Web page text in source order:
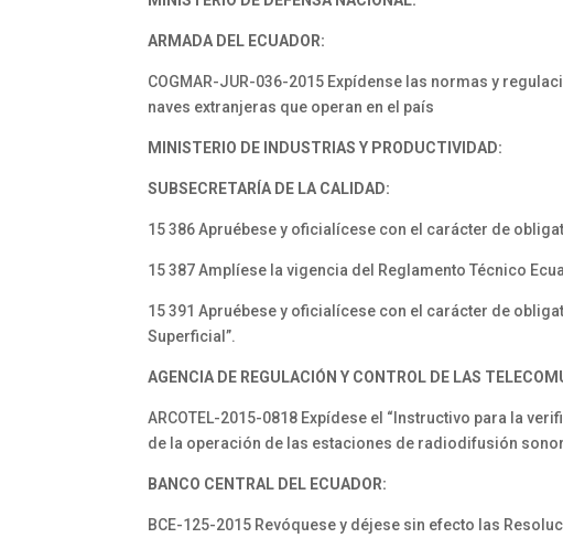
ARMADA DEL ECUADOR:
COGMAR-JUR-036-2015 Expídense las normas y
naves extranjeras que operan en el país
MINISTERIO DE INDUSTRIAS Y PRODUCTIVIDAD:
SUBSECRETARÍA DE LA CALIDAD:
15 386 Apruébese y oficialícese con el carácter de
15 387 Amplíese la vigencia del Reglamento Técnico
15 391 Apruébese y oficialícese con el carácter de
Superficial”.
AGENCIA DE REGULACIÓN Y CONTROL DE LAS
ARCOTEL-2015-0818 Expídese el “Instructivo para la
de la operación de las estaciones de radiodifusión
BANCO CENTRAL DEL ECUADOR:
BCE-125-2015 Revóquese y déjese sin efecto las